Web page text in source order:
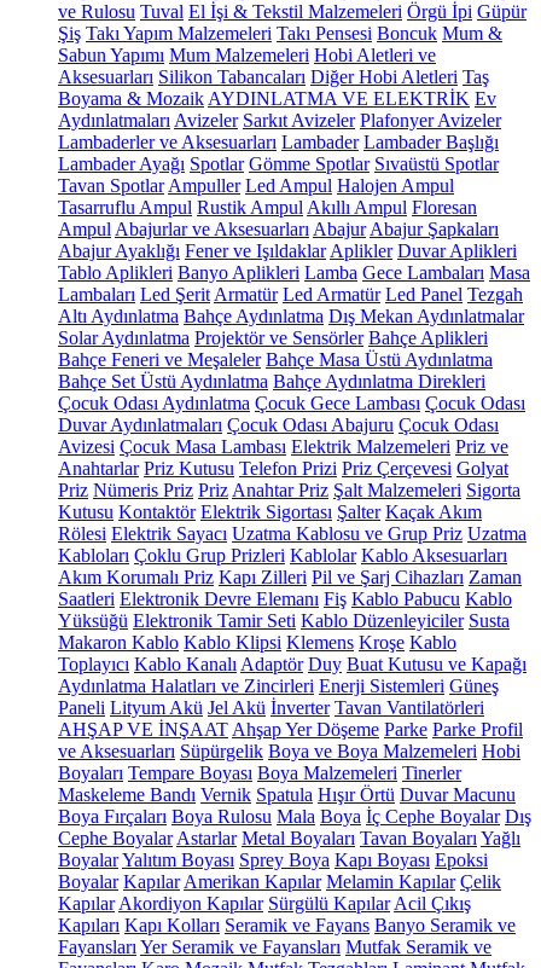
ve Rulosu Tuval El İşi & Tekstil Malzemeleri Örgü İpi Güpür
Şiş Takı Yapım Malzemeleri Takı Pensesi Boncuk Mum &
Sabun Yapımı Mum Malzemeleri Hobi Aletleri ve
Aksesuarları Silikon Tabancaları Diğer Hobi Aletleri Taş
Boyama & Mozaik AYDINLATMA VE ELEKTRİK Ev
Aydınlatmaları Avizeler Sarkıt Avizeler Plafonyer Avizeler
Lambaderler ve Aksesuarları Lambader Lambader Başlığı
Lambader Ayağı Spotlar Gömme Spotlar Sıvaüstü Spotlar
Tavan Spotlar Ampuller Led Ampul Halojen Ampul
Tasarruflu Ampul Rustik Ampul Akıllı Ampul Floresan
Ampul Abajurlar ve Aksesuarları Abajur Abajur Şapkaları
Abajur Ayaklığı Fener ve Işıldaklar Aplikler Duvar Aplikleri
Tablo Aplikleri Banyo Aplikleri Lamba Gece Lambaları Masa
Lambaları Led Şerit Armatür Led Armatür Led Panel Tezgah
Altı Aydınlatma Bahçe Aydınlatma Dış Mekan Aydınlatmalar
Solar Aydınlatma Projektör ve Sensörler Bahçe Aplikleri
Bahçe Feneri ve Meşaleler Bahçe Masa Üstü Aydınlatma
Bahçe Set Üstü Aydınlatma Bahçe Aydınlatma Direkleri
Çocuk Odası Aydınlatma Çocuk Gece Lambası Çocuk Odası
Duvar Aydınlatmaları Çocuk Odası Abajuru Çocuk Odası
Avizesi Çocuk Masa Lambası Elektrik Malzemeleri Priz ve
Anahtarlar Priz Kutusu Telefon Prizi Priz Çerçevesi Golyat
Priz Nümeris Priz Priz Anahtar Priz Şalt Malzemeleri Sigorta
Kutusu Kontaktör Elektrik Sigortası Şalter Kaçak Akım
Rölesi Elektrik Sayacı Uzatma Kablosu ve Grup Priz Uzatma
Kabloları Çoklu Grup Prizleri Kablolar Kablo Aksesuarları
Akım Korumalı Priz Kapı Zilleri Pil ve Şarj Cihazları Zaman
Saatleri Elektronik Devre Elemanı Fiş Kablo Pabucu Kablo
Yüksüğü Elektronik Tamir Seti Kablo Düzenleyiciler Susta
Makaron Kablo Kablo Klipsi Klemens Kroşe Kablo
Toplayıcı Kablo Kanalı Adaptör Duy Buat Kutusu ve Kapağı
Aydınlatma Halatları ve Zincirleri Enerji Sistemleri Güneş
Paneli Lityum Akü Jel Akü İnverter Tavan Vantilatörleri
AHŞAP VE İNŞAAT Ahşap Yer Döşeme Parke Parke Profil
ve Aksesuarları Süpürgelik Boya ve Boya Malzemeleri Hobi
Boyaları Tempare Boyası Boya Malzemeleri Tinerler
Maskeleme Bandı Vernik Spatula Hışır Örtü Duvar Macunu
Boya Fırçaları Boya Rulosu Mala Boya İç Cephe Boyalar Dış
Cephe Boyalar Astarlar Metal Boyaları Tavan Boyaları Yağlı
BoyalarYalıtım Boyası Sprey Boya Kapı Boyası Epoksi
Boyalar Kapılar Amerikan Kapılar Melamin Kapılar Çelik
Kapılar Akordiyon Kapılar Sürgülü Kapılar Acil Çıkış
Kapıları Kapı Kolları Seramik ve Fayans Banyo Seramik ve
Fayansları Yer Seramik ve Fayansları Mutfak Seramik ve